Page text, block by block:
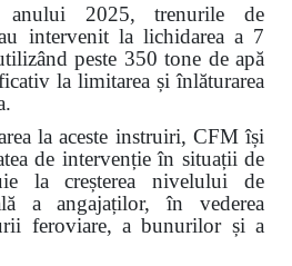
anului 2025, trenurile de
intervenit la lichidarea a 7
peste 350 tone de apă
la limitarea și înlăturarea
aceste instruiri, CFM își
de intervenție în situații de
la creșterea nivelului de
a angajaților, în vederea
feroviare, a bunurilor și a